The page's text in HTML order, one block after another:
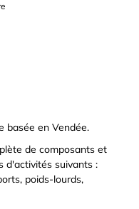
basée en Vendée.
de composants et
d'activités suivants :
poids-lourds,